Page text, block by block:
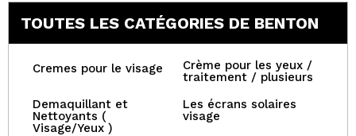
TOUTES LES CATÉGORIES DE BENTON
Cremes pour le visage
Crème pour les yeux /
traitement / plusieurs
Demaquillant et
Nettoyants (
Visage/Yeux )
Les écrans solaires
visage